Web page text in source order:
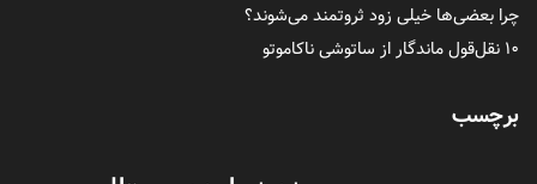
چرا بعضی‌ها خیلی زود ثروتمند می‌شوند؟
۱۰ نقل‌قول ماندگار از ساتوشی ناکاموتو
برچسب